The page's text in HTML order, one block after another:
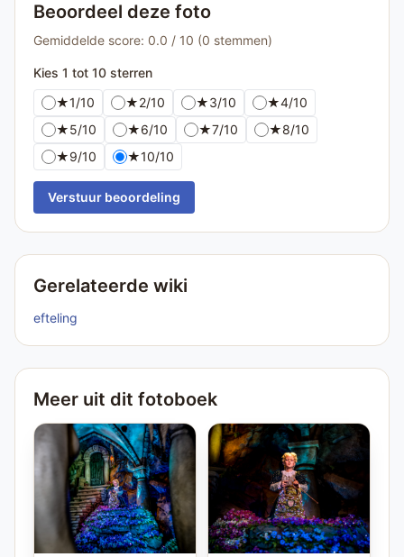
Beoordeel deze foto
Gemiddelde score: 0.0 / 10 (0 stemmen)
Kies 1 tot 10 sterren
★1/10 ★2/10 ★3/10 ★4/10
★5/10 ★6/10 ★7/10 ★8/10
★9/10 ★10/10
Verstuur beoordeling
Gerelateerde wiki
efteling
Meer uit dit fotoboek